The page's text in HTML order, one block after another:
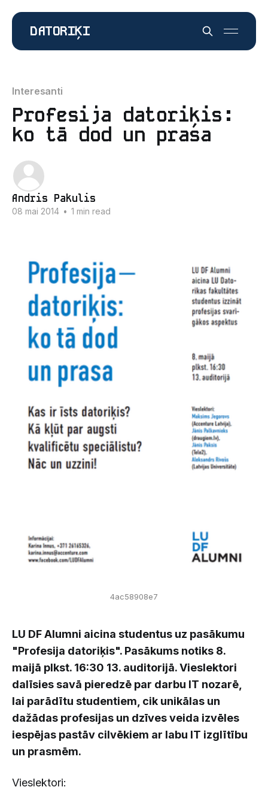
DATORIĶI
Interesanti
Profesija datoriķis:
ko tā dod un prasa
Andris Pakulis
08 mai 2014 • 1 min read
4ac58908e7
LU DF Alumni aicina studentus uz pasākumu
"Profesija datoriķis". Pasākums notiks 8.
maijā plkst. 16:30 13. auditorijā. Vieslektori
dalīsies savā pieredzē par darbu IT nozarē,
lai parādītu studentiem, cik unikālas un
dažādas profesijas un dzīves veida izvēles
iespējas pastāv cilvēkiem ar labu IT izglītību
un prasmēm.
Vieslektori: